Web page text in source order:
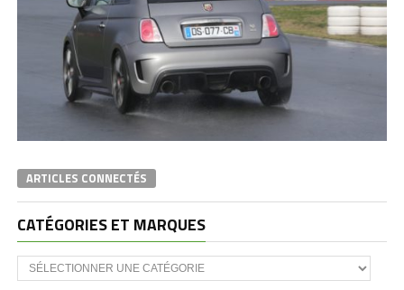
ARTICLES CONNECTÉS
CATÉGORIES ET MARQUES
Catégories
et